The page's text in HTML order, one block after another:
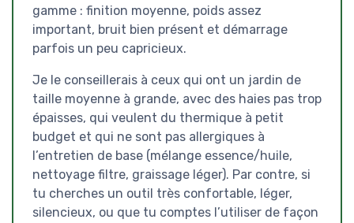
gamme : finition moyenne, poids assez
important, bruit bien présent et démarrage
parfois un peu capricieux.
Je le conseillerais à ceux qui ont un jardin de
taille moyenne à grande, avec des haies pas trop
épaisses, qui veulent du thermique à petit
budget et qui ne sont pas allergiques à
l’entretien de base (mélange essence/huile,
nettoyage filtre, graissage léger). Par contre, si
tu cherches un outil très confortable, léger,
silencieux, ou que tu comptes l’utiliser de façon